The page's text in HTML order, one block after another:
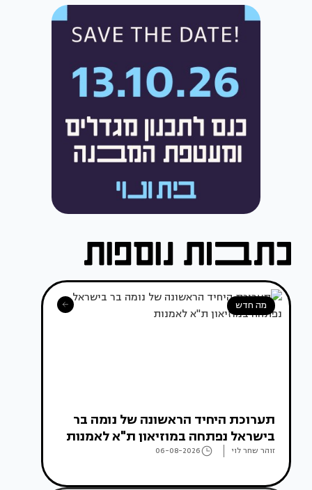
מה חדש
תערוכת היחיד הראשונה של נומה בר
בישראל נפתחה במוזיאון ת"א לאמנות
זוהר שחר לוי 06-08-2026